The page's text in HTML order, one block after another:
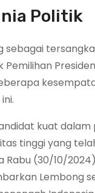
Politik
sebagai
kuat
tinggi yang
(30/10/
Lembong